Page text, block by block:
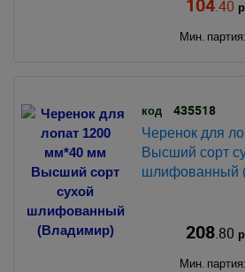
104.40
Мин. партия:
код 435518
Черенок для
Высший сорт
шлифованный
208.80
Мин. партия: